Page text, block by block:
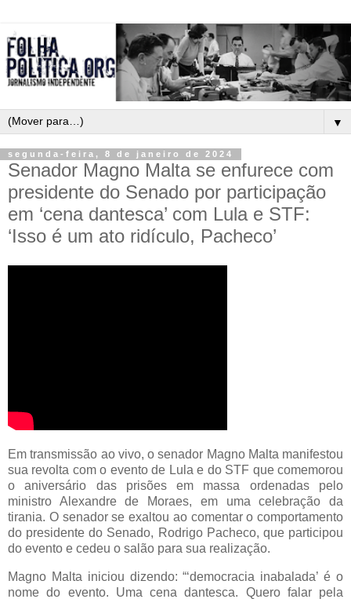
▼
segunda-feira, 8 de janeiro de 2024
Senador Magno Malta se enfurece com
presidente do Senado por participação
em ‘cena dantesca’ com Lula e STF:
‘Isso é um ato ridículo, Pacheco’
Em transmissão ao vivo, o senador Magno Malta manifestou
sua revolta com o evento de Lula e do STF que comemorou
o aniversário das prisões em massa ordenadas pelo
ministro Alexandre de Moraes, em uma celebração da
tirania. O senador se exaltou ao comentar o comportamento
do presidente do Senado, Rodrigo Pacheco, que participou
do evento e cedeu o salão para sua realização.
Magno Malta iniciou dizendo: “‘democracia inabalada’ é o
nome do evento. Uma cena dantesca. Quero falar pela